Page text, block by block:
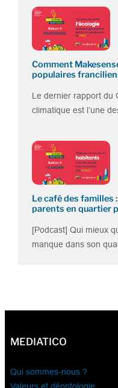
Comment
populaires
Le dernier rapport du
climatique est l’une
Le café des familles
parents en quartier
[Podcast] Qui mieux
manque dans son
MEDIATICO
Qui sommes-nous ?